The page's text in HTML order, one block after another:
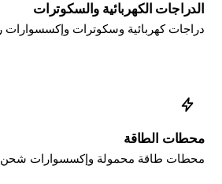
الدراجات الكهربائية والسكوترات
دراجات كهربائية وسكوترات
محطات الطاقة
محطات طاقة محمولة وإكسسوارات